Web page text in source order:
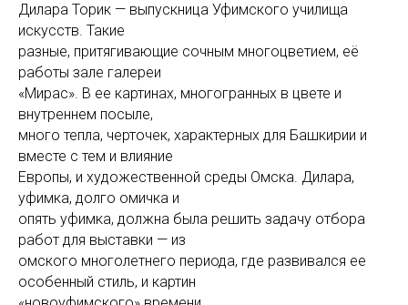
Дилара Торик — выпускница Уфимского училища
искусств. Такие
разные, притягивающие сочным многоцветием, её
работы зале галереи
«Мирас». В ее картинах, многогранных в цвете и
внутреннем посыле,
много тепла, черточек, характерных для Башкирии и
вместе с тем и влияние
Европы, и художественной среды Омска. Дилара,
уфимка, долго омичка и
опять уфимка, должна была решить задачу отбора
работ для выставки — из
омского многолетнего периода, где развивался ее
особенный стиль, и картин